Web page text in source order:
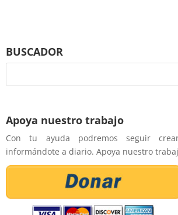
BUSCADOR
Apoya nuestro trabajo
Con tu ayuda podremos seguir
informándote a diario. Apoya nuestro